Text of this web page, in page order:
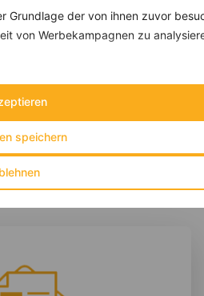
Grundlage der von ihnen zuvor
von Werbekampagnen zu
speichern
Zucchini gefüllt mit Champignons und Käse